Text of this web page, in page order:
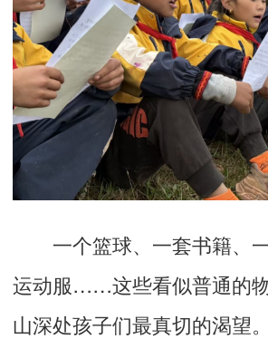
一个篮球、一套书籍、
运动服……这些看似普通的
山深处孩子们最真切的渴望。